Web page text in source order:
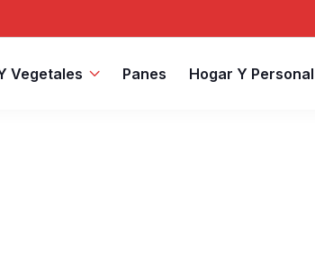
Vegetales Panes Hogar Y Personal